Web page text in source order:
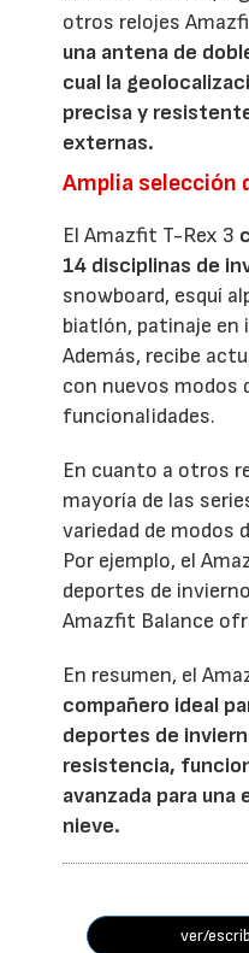
otros relojes
una antena de
cual la
precisa y
externas.
Amplia selección
El Amazfit T-Rex 3
14 disciplinas de
snowboard, esquí
biatlón, patinaje en
Además, recibe
con nuevos modos
funcionalidades.
En cuanto a otros
mayoría de las
variedad de modos
Por ejemplo, el
deportes de
Amazfit Balance
En resumen, el
compañero ideal
deportes de
resistencia,
avanzada para
nieve.
ver/